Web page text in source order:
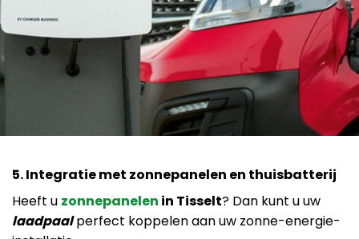
5. Integratie met zonnepanelen en thuisbatterij
Heeft u zonnepanelen in Tisselt? Dan kunt u uw
laadpaalperfect koppelen aan uw zonne-energie-